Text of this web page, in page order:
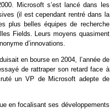
Microsoft s’est lancé dans les
(il est cependant rentré dans la
plus belles équipes de recherche
Fields. Leurs moyens quasiment
d’innovations.
en bourse en 2004, l’année de
de rattraper son retard face à
un VP de Microsoft adepte de
en focalisant ses développements